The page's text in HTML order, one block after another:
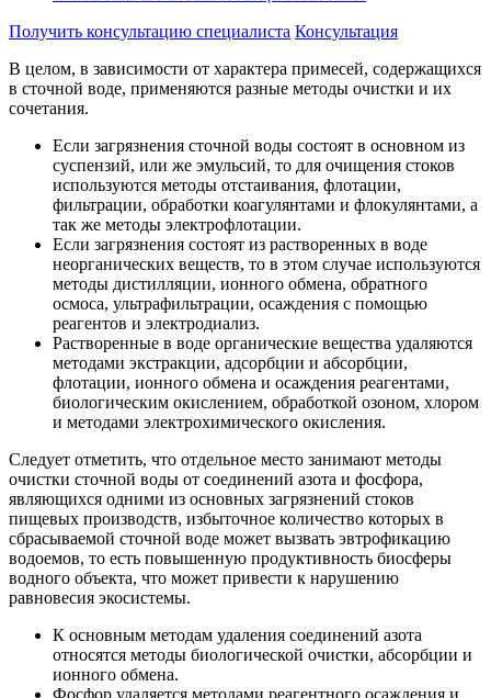
Получить консультацию специалиста Консультация
В целом, в зависимости от характера примесей, содержащихся
в сточной воде, применяются разные методы очистки и их
сочетания.
Если загрязнения сточной воды состоят в основном из
суспензий, или же эмульсий, то для очищения стоков
используются методы отстаивания, флотации,
фильтрации, обработки коагулянтами и флокулянтами, а
так же методы электрофлотации.
Если загрязнения состоят из растворенных в воде
неорганических веществ, то в этом случае используются
методы дистилляции, ионного обмена, обратного
осмоса, ультрафильтрации, осаждения с помощью
реагентов и электродиализ.
Растворенные в воде органические вещества удаляются
методами экстракции, адсорбции и абсорбции,
флотации, ионного обмена и осаждения реагентами,
биологическим окислением, обработкой озоном, хлором
и методами электрохимического окисления.
Следует отметить, что отдельное место занимают методы
очистки сточной воды от соединений азота и фосфора,
являющихся одними из основных загрязнений стоков
пищевых производств, избыточное количество которых в
сбрасываемой сточной воде может вызвать эвтрофикацию
водоемов, то есть повышенную продуктивность биосферы
водного объекта, что может привести к нарушению
равновесия экосистемы.
К основным методам удаления соединений азота
относятся методы биологической очистки, абсорбции и
ионного обмена.